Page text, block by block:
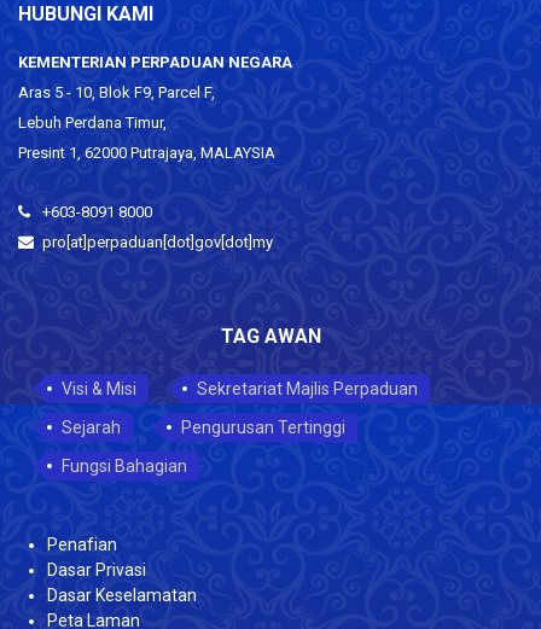
HUBUNGI KAMI
KEMENTERIAN PERPADUAN NEGARA
Aras 5 - 10, Blok F9, Parcel F,
Lebuh Perdana Timur,
Presint 1, 62000 Putrajaya, MALAYSIA
+603-8091 8000
pro[at]perpaduan[dot]gov[dot]my
TAG AWAN
Visi & Misi
Sekretariat Majlis Perpaduan
Sejarah
Pengurusan Tertinggi
Fungsi Bahagian
Penafian
Dasar Privasi
Dasar Keselamatan
Peta Laman